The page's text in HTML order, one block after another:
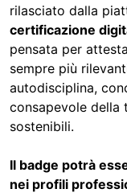
rilasciato dalla
certificazione
pensata per
sempre più
autodisciplina,
consapevole della
sostenibili.
Il badge potrà
nei profili